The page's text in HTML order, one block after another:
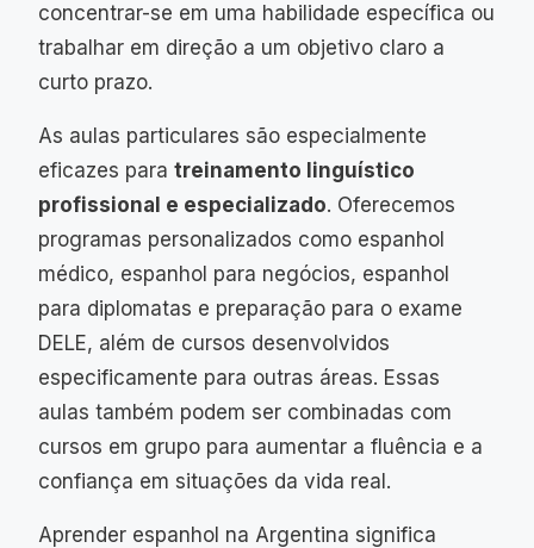
concentrar-se em uma habilidade específica ou
trabalhar em direção a um objetivo claro a
curto prazo.
As aulas particulares são especialmente
eficazes para treinamento linguístico
profissional e especializado. Oferecemos
programas personalizados como espanhol
médico, espanhol para negócios, espanhol
para diplomatas e preparação para o exame
DELE, além de cursos desenvolvidos
especificamente para outras áreas. Essas
aulas também podem ser combinadas com
cursos em grupo para aumentar a fluência e a
confiança em situações da vida real.
Aprender espanhol na Argentina significa